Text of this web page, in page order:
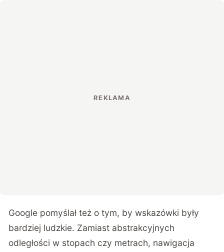
Google pomyślał też o tym, by wskazówki były
bardziej ludzkie. Zamiast abstrakcyjnych
odległości w stopach czy metrach, nawigacja